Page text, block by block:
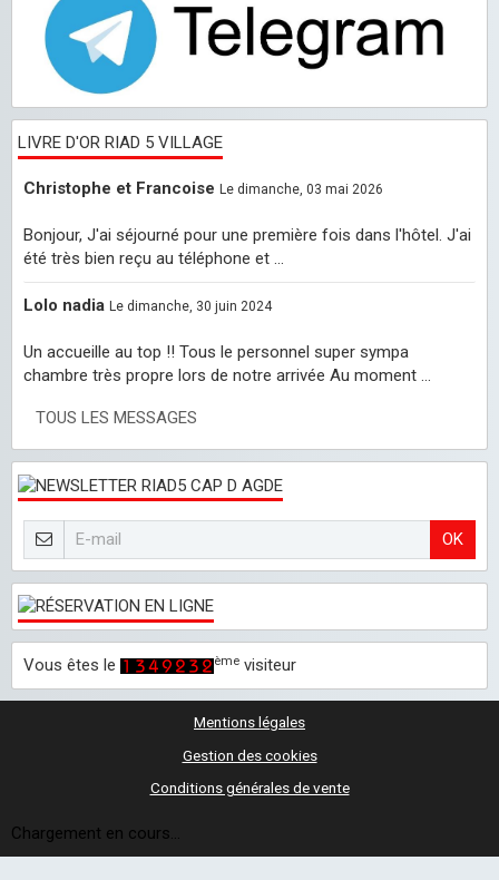
LIVRE D'OR RIAD 5 VILLAGE
Christophe et Francoise Le dimanche, 03 mai 2026
Bonjour, J'ai séjourné pour une première fois dans l'hôtel. J'ai
été très bien reçu au téléphone et ...
Lolo nadia Le dimanche, 30 juin 2024
Un accueille au top !! Tous le personnel super sympa
chambre très propre lors de notre arrivée Au moment ...
TOUS LES MESSAGES
OK
Vous êtes le ème visiteur
Mentions légales
Gestion des cookies
Conditions générales de vente
Chargement en cours...